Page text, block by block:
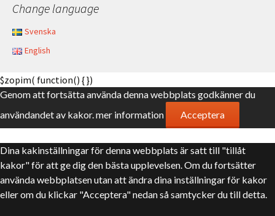
Change language
Svenska
English
$zopim( function() { })
Genom att fortsätta använda denna webbplats godkänner du
användandet av kakor.mer information Acceptera
Dina kakinställningar för denna webbplats är satt till "tillåt
kakor" för att ge dig den bästa upplevelsen. Om du fortsätter
använda webbplatsen utan att ändra dina inställningar för kakor
eller om du klickar "Acceptera" nedan så samtycker du till detta.